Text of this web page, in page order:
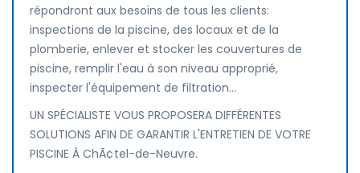
répondront aux besoins de tous les clients:
inspections de la piscine, des locaux et de la
plomberie, enlever et stocker les couvertures de
piscine, remplir l'eau à son niveau approprié,
inspecter l'équipement de filtration...
UN SPÉCIALISTE VOUS PROPOSERA DIFFÉRENTES
SOLUTIONS AFIN DE GARANTIR L'ENTRETIEN DE VOTRE
PISCINE À ChÃ¢tel-de-Neuvre.